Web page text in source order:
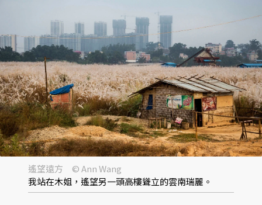
遙望遠方 © Ann Wang
我站在木姐，遙望另一頭高樓聳立的雲南瑞麗。